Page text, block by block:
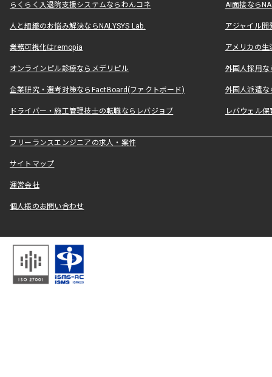
らくらく入退院支援システムならわんコネ AI面接なら
人と組織のお悩み解決ならNALYSYS Lab. アジャイル
業務可視化はremopia アメリカの
オンラインピル診療ならメデリピル 外国人採用
企業研究・選考対策ならFactBoard(ファクトボード) 外国人派遣な
ドライバー・施工管理技士の転職ならレバジョブ レバウェル
フリーランスエンジニアの求人・案件
サイトマップ
運営会社
個人様のお問い合わせ